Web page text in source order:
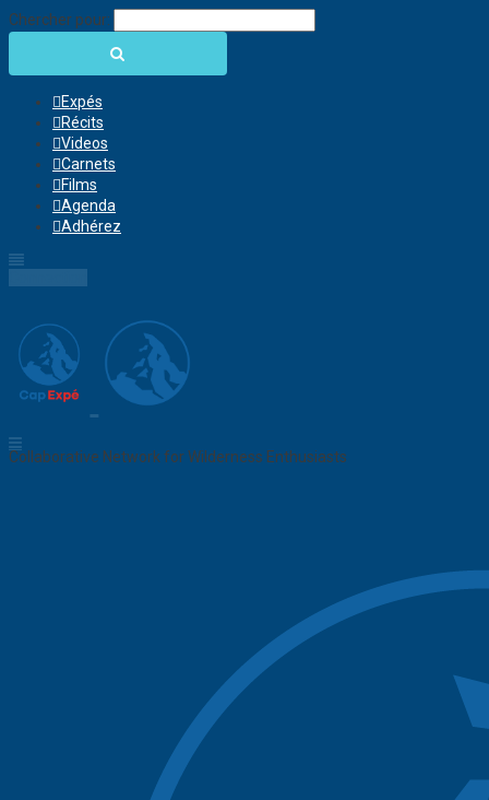
Chercher pour:
Expés
Récits
Videos
Carnets
Films
Agenda
Adhérez
Collaborative Network for Wilderness Enthusiasts